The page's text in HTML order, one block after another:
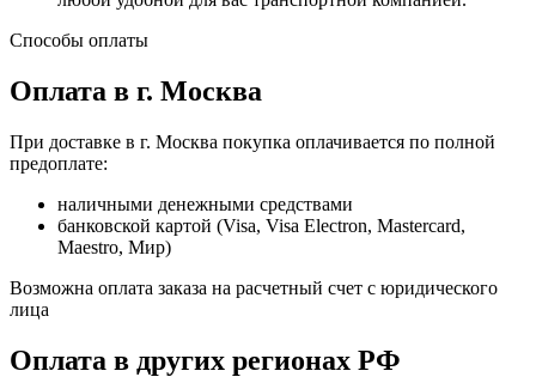
Способы оплаты
Оплата в г. Москва
При доставке в г. Москва покупка оплачивается по полной
предоплате:
наличными денежными средствами
банковской картой (Visa, Visa Electron, Mastercard,
Maestro, Мир)
Возможна оплата заказа на расчетный счет с юридического
лица
Оплата в других регионах РФ